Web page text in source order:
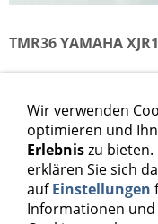
TMR36 YAMAHA
TMR36-
1.798,00 €
Inkl. 19 % USt. zzgl.
In den
Wir verwenden
optimieren und
Erlebniszu
erklären Sie sich
aufEinstellungen
Informationen und